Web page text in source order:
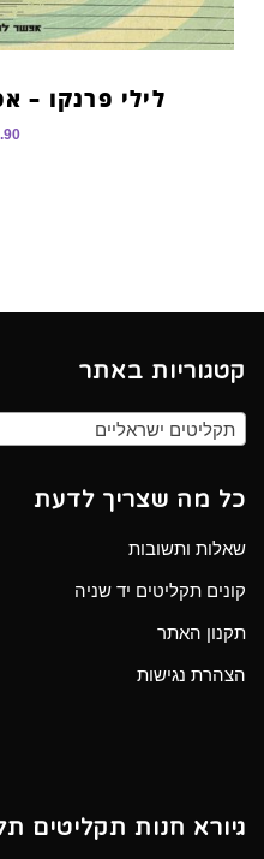
לילי פרנקו –
קטגוריות באתר
תקליטים ישראליים
כל מה שצריך לדעת
שאלות ותשובות
קונים תקליטים יד שניה
תקנון האתר
הצהרת נגישות
גיורא חנות תקליטים